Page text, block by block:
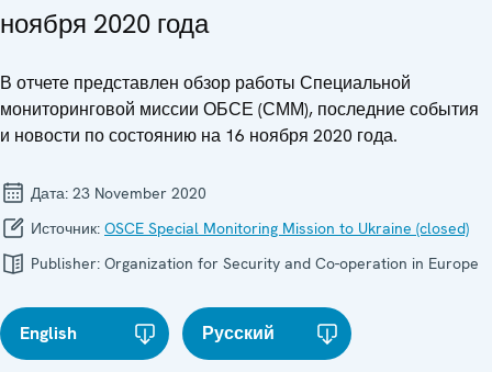
ноября 2020 года
В отчете представлен обзор работы Специальной
мониторинговой миссии ОБСЕ (СММ), последние события
и новости по состоянию на 16 ноября 2020 года.
Дата: 23 November 2020
Источник: OSCE Special Monitoring Mission to Ukraine (closed)
Publisher: Organization for Security and Co-operation in Europe
English Русский